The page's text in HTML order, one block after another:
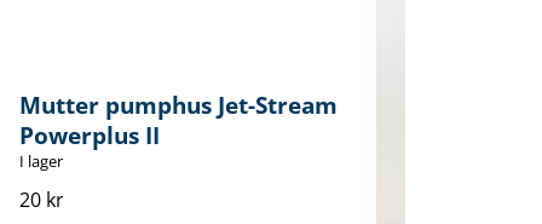
Mutter pumphus Jet-Stream
Powerplus II
I lager
20 kr